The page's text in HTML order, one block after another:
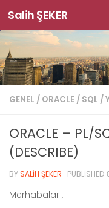
Skip to content
Salih ŞEKER
GENEL / ORACLE / SQL /
ORACLE – PL/
(DESCRIBE)
BYSALIH ŞEKER · PUBLISHED
Merhabalar ,